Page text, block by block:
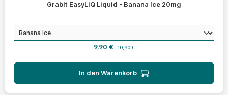
Grabit EasyLiQ Liquid - Banana Ice 20mg
Geschmack
Verkaufspreis:
9,90 € 10,90 €
In den Warenkorb